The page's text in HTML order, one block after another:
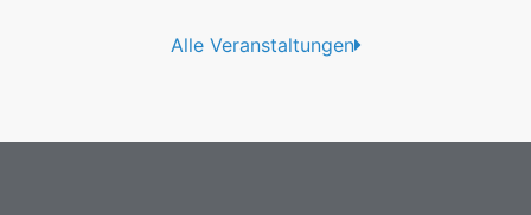
Alle Veranstaltungen